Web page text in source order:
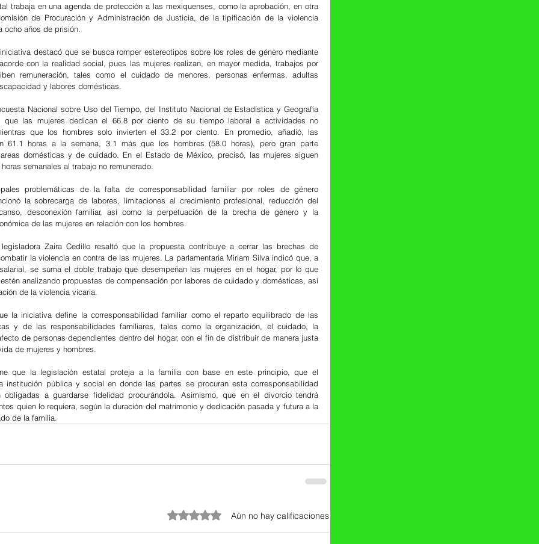
trabaja en una agenda de protección a las mexiquenses, como la aprobación, en otra
de Procuración y Administración de Justicia, de la tipificación de la violencia
ocho años de prisión.
destacó que se busca romper estereotipos sobre los roles de género mediante
con la realidad social, pues las mujeres realizan, en mayor medida, trabajos por
remuneración, tales como el cuidado de menores, personas enfermas, adultas
y labores domésticas.
Nacional sobre Uso del Tiempo, del Instituto Nacional de Estadística y Geografía
que las mujeres dedican el 66.8 por ciento de su tiempo laboral a actividades no
que los hombres solo invierten el 33.2 por ciento. En promedio, añadió, las
61.1 horas a la semana, 3.1 más que los hombres (58.0 horas), pero gran parte
domésticas y de cuidado. En el Estado de México, precisó, las mujeres siguen
semanales al trabajo no remunerado.
problemáticas de la falta de corresponsabilidad familiar por roles de género
la sobrecarga de labores, limitaciones al crecimiento profesional, reducción del
desconexión familiar, así como la perpetuación de la brecha de género y la
de las mujeres en relación con los hombres.
Zaira Cedillo resaltó que la propuesta contribuye a cerrar las brechas de
la violencia en contra de las mujeres. La parlamentaria Miriam Silva indicó que, a
se suma el doble trabajo que desempeñan las mujeres en el hogar, por lo que
analizando propuestas de compensación por labores de cuidado y domésticas, así
de la violencia vicaria.
la iniciativa define la corresponsabilidad familiar como el reparto equilibrado de las
y de las responsabilidades familiares, tales como la organización, el cuidado, la
de personas dependientes dentro del hogar, con el fin de distribuir de manera justa
de mujeres y hombres.
que la legislación estatal proteja a la familia con base en este principio, que el
institución pública y social en donde las partes se procuran esta corresponsabilidad
obligadas a guardarse fidelidad procurándola. Asimismo, que en el divorcio tendrá
quien lo requiera, según la duración del matrimonio y dedicación pasada y futura a la
de la familia.
Obtuvo 0 de 5 estrellas.Aún no hay calificaciones